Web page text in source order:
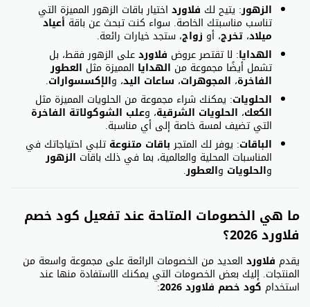
الزهور: يتيح لك فلاورد اختيار باقات الزهور المميزة التي
تناسب مناسبتك الخاصة. سواء كنت تبحث عن باقة أعياد
ميلاد، تخرج، أو زواج، ستجد خيارات رائعة.
الهدايا: لا تقتصر عروض فلاوردعلى الزهور فقط، بل
تشمل أيضًا مجموعة من الهدايا المميزة مثل العطور
الفاخرة، المجوهرات، ساعات اليد، والإكسسوارات.
الحلويات: يمكنك شراء مجموعة من الحلويات المميزة مثل
الكعك، الحلويات الشرقية، وعلب الشوكولاتة الفاخرة
التي تضيف لمسة خاصة إلى أي مناسبة.
الباقات: يوفر لك المتجرباقات متنوعة تلبي احتياجاتك في
المناسبات المحلية والعالمية، بما في ذلك باقات الزهور
والحلويات والعطور.
ما هي الخصومات المتاحة عند تفعيل كود خصم
فلاورد 2026؟
يقدم فلاورد العديد من الخصومات الرائعة على مجموعة واسعة من
المنتجات. إليك بعض الخصومات التي يمكنك الاستفادة منها عند
استخدام كود خصم فلاورد 2026 :